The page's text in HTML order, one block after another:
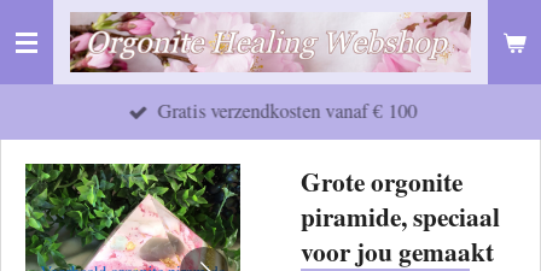
Ga
hoofdinhoud
Gratis verzendkosten vanaf € 100
Grote orgonite
piramide, speciaal
voor jou gemaakt